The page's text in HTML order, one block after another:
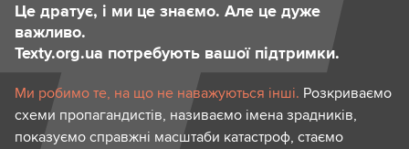
Це дратує, і ми це знаємо. Але це дуже
важливо.
Texty.org.ua потребують вашої підтримки.
Ми робимо те, на що не наважуються інші. Розкриваємо
схеми пропагандистів, називаємо імена зрадників,
показуємо справжні масштаби катастроф, стаємо